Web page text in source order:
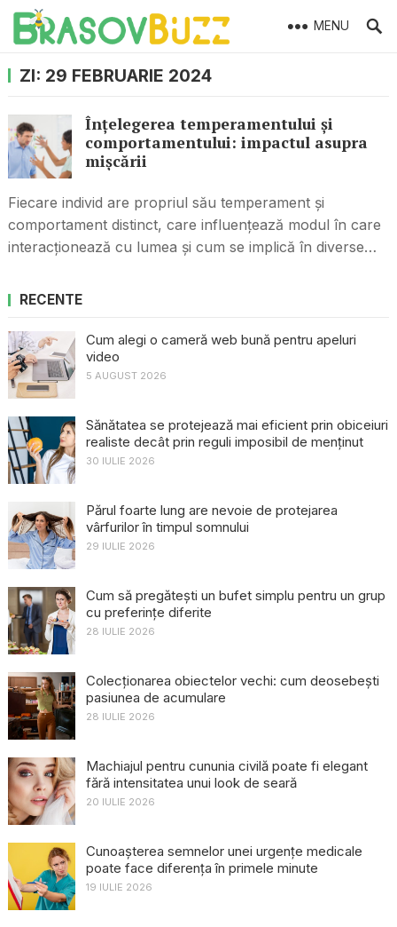
MENU
ZI: 29 FEBRUARIE 2024
Înțelegerea temperamentului și
comportamentului: impactul asupra
mișcării
Fiecare individ are propriul său temperament și
comportament distinct, care influențează modul în care
interacționează cu lumea și cum se implică în diverse…
RECENTE
Cum alegi o cameră web bună pentru apeluri
video
5 AUGUST 2026
Sănătatea se protejează mai eficient prin obiceiuri
realiste decât prin reguli imposibil de menținut
30 IULIE 2026
Părul foarte lung are nevoie de protejarea
vârfurilor în timpul somnului
29 IULIE 2026
Cum să pregătești un bufet simplu pentru un grup
cu preferințe diferite
28 IULIE 2026
Colecționarea obiectelor vechi: cum deosebești
pasiunea de acumulare
28 IULIE 2026
Machiajul pentru cununia civilă poate fi elegant
fără intensitatea unui look de seară
20 IULIE 2026
Cunoașterea semnelor unei urgențe medicale
poate face diferența în primele minute
19 IULIE 2026